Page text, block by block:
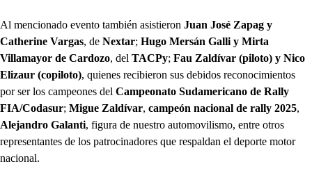
Al mencionado evento también asistieron Juan José Zapag y
Catherine Vargas, de Nextar; Hugo Mersán Galli y Mirta
Villamayor de Cardozo, del TACPy; Fau Zaldívar (piloto) y Nico
Elizaur (copiloto), quienes recibieron sus debidos reconocimientos
por ser los campeones del Campeonato Sudamericano de Rally
FIA/Codasur; Migue Zaldívar, campeón nacional de rally 2025,
Alejandro Galanti, figura de nuestro automovilismo, entre otros
representantes de los patrocinadores que respaldan el deporte motor
nacional.